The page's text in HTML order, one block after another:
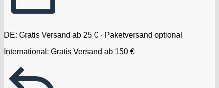
DE: Gratis Versand ab 25 € · Paketversand optional
International: Gratis Versand ab 150 €